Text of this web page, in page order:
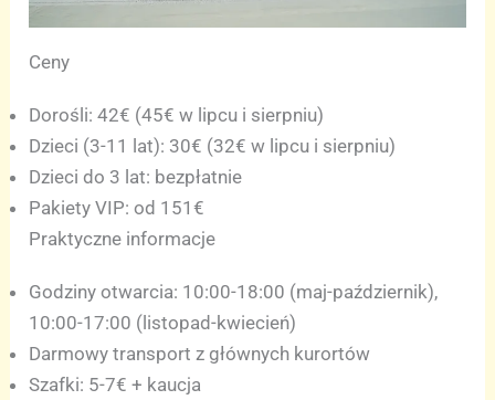
Ceny
Dorośli: 42€ (45€ w lipcu i sierpniu)
Dzieci (3-11 lat): 30€ (32€ w lipcu i sierpniu)
Dzieci do 3 lat: bezpłatnie
Pakiety VIP: od 151€
Praktyczne informacje
Godziny otwarcia: 10:00-18:00 (maj-październik),
10:00-17:00 (listopad-kwiecień)
Darmowy transport z głównych kurortów
Szafki: 5-7€ + kaucja